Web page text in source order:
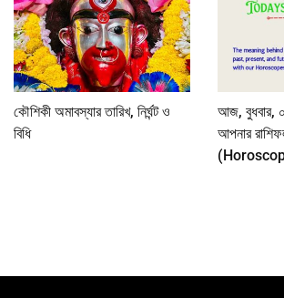
কৌশিকী অমাবস্যার তারিখ, নির্ঘন্ট ও
বিধি
আজ, বুধবার,
আপনার